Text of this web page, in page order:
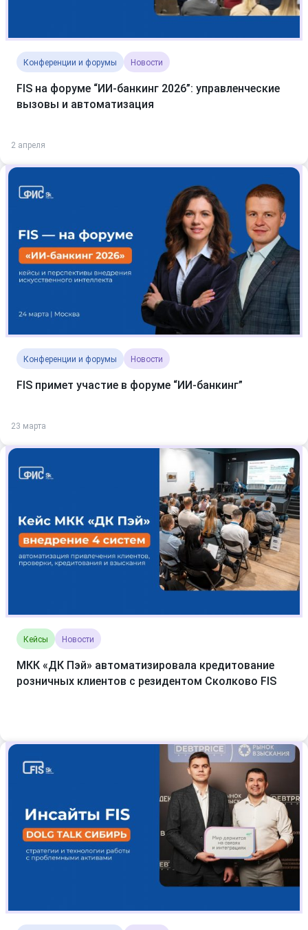
Конференции и форумы Новости
FIS на форуме “ИИ-банкинг 2026”: управленческие
вызовы и автоматизация
2 апреля
Конференции и форумы Новости
FIS примет участие в форуме “ИИ-банкинг”
23 марта
Кейсы Новости
МКК «ДК Пэй» автоматизировала кредитование
розничных клиентов с резидентом Сколково FIS